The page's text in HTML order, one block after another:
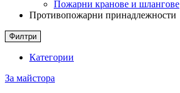
Пожарни кранове и шлангове
Противопожарни принадлежности
Филтри
Категории
За майстора